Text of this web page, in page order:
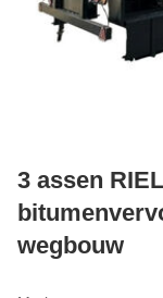
3 assen
wegbouw